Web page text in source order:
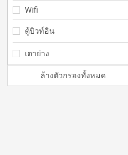
Wifi
ตู้บิวท์อิน
เตาย่าง
ล้างตัวกรองทั้งหมด